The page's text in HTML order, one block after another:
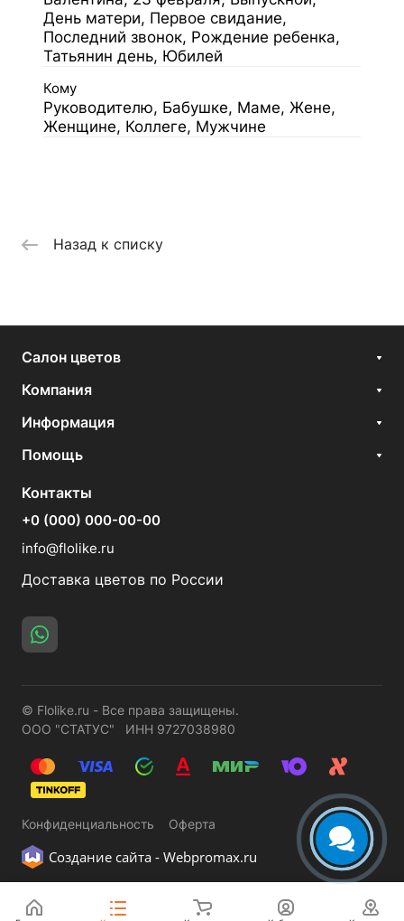
День матери, Первое свидание,
Последний звонок, Рождение ребенка,
Татьянин день, Юбилей
Кому
Руководителю, Бабушке, Маме, Жене,
Женщине, Коллеге, Мужчине
Назад к списку
Салон цветов
Компания
Информация
Помощь
Контакты
+0 (000) 000-00-00
info@flolike.ru
Доставка цветов по России
© Flolike.ru - Все права защищены.
ООО "СТАТУС" ИНН 9727038980
Конфиденциальность Оферта
Создание сайта - Webpromax.ru